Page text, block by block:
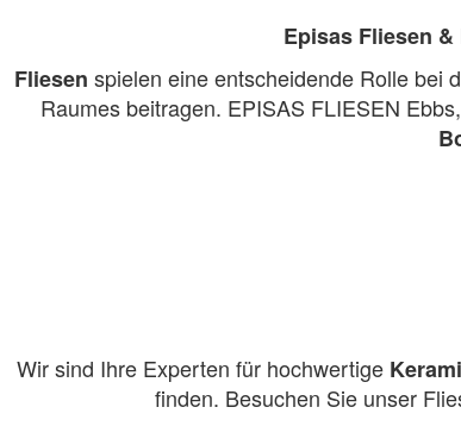
Episas Fliesen
Fliesen spielen eine entscheidende Rolle bei
Raumes beitragen. EPISAS FLIESEN
Wir sind Ihre Experten für hochwertige
finden. Besuchen Sie unser